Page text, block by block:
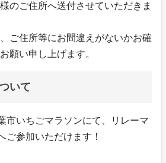
のご住所へ送付させていただきま
ご住所等にお間違えがないかお確
願い申し上げます。
いて
市いちごマラソンにて、リレーマ
ご参加いただけます！